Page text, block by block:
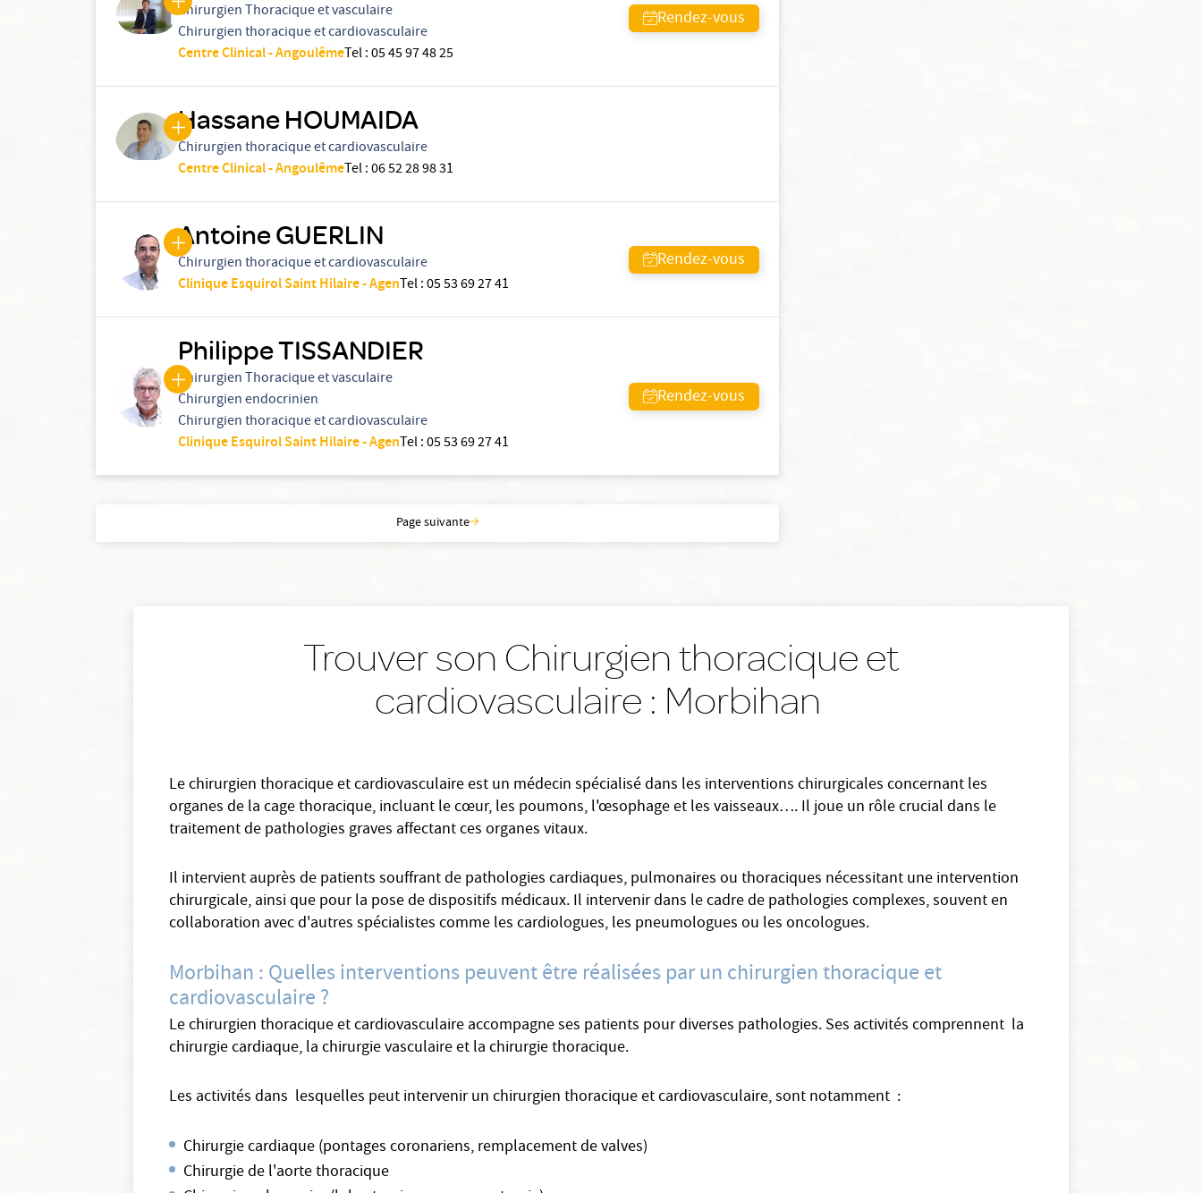
Chirurgien Thoracique et vasculaire
Chirurgien thoracique et cardiovasculaire
Centre Clinical - AngoulêmeTel:05 45 97 48 25
Rendez-vous
Hassane HOUMAIDA
Chirurgien thoracique et cardiovasculaire
Centre Clinical - AngoulêmeTel:06 52 28 98 31
Antoine GUERLIN
Chirurgien thoracique et cardiovasculaire
Clinique Esquirol Saint Hilaire - AgenTel:05 53 69 27 41
Rendez-vous
Philippe TISSANDIER
Chirurgien Thoracique et vasculaire
Chirurgien endocrinien
Chirurgien thoracique et cardiovasculaire
Clinique Esquirol Saint Hilaire - AgenTel:05 53 69 27 41
Rendez-vous
Page suivante
Trouver son Chirurgien thoracique et
cardiovasculaire : Morbihan
Le chirurgien thoracique et cardiovasculaire est un médecin spécialisé dans les interventions chirurgicales concernant les
organes de la cage thoracique, incluant le cœur, les poumons, l'œsophage et les vaisseaux…. Il joue un rôle crucial dans le
traitement de pathologies graves affectant ces organes vitaux.
Il intervient auprès de patients souffrant de pathologies cardiaques, pulmonaires ou thoraciques nécessitant une intervention
chirurgicale, ainsi que pour la pose de dispositifs médicaux. Il intervenir dans le cadre de pathologies complexes, souvent en
collaboration avec d'autres spécialistes comme les cardiologues, les pneumologues ou les oncologues.
Morbihan : Quelles interventions peuvent être réalisées par un chirurgien thoracique et
cardiovasculaire ?
Le chirurgien thoracique et cardiovasculaire accompagne ses patients pour diverses pathologies. Ses activités comprennent la
chirurgie cardiaque, la chirurgie vasculaire et la chirurgie thoracique.
Les activités dans lesquelles peut intervenir un chirurgien thoracique et cardiovasculaire, sont notamment :
Chirurgie cardiaque (pontages coronariens, remplacement de valves)
Chirurgie de l'aorte thoracique